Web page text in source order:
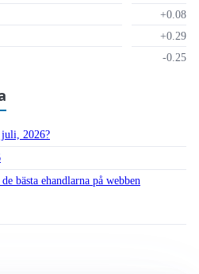
+0.08
+0.29
-0.25
juli, 2026?
bästa ehandlarna på webben